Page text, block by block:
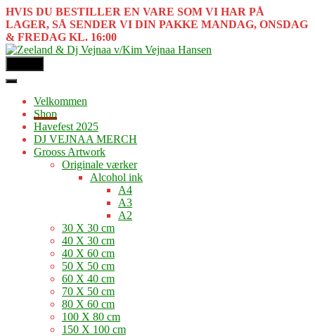
HVIS DU BESTILLER EN VARE SOM VI HAR PÅ
LAGER, SÅ SENDER VI DIN PAKKE MANDAG, ONSDAG
& FREDAG KL. 16:00
Velkommen
Shop
Havefest 2025
DJ VEJNAA MERCH
Grooss Artwork
Originale værker
Alcohol ink
A4
A3
A2
30 X 30 cm
40 X 30 cm
40 X 60 cm
50 X 50 cm
60 X 40 cm
70 X 50 cm
80 X 60 cm
100 X 80 cm
150 X 100 cm